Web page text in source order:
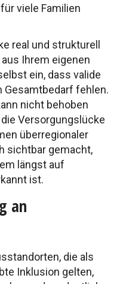
viele Familien
real und strukturell
Ihrem eigenen
ein, dass valide
Gesamtbedarf fehlen.
nicht behoben
Versorgungslücke
überregionaler
sichtbar gemacht,
längst auf
ist.
an
die als
Inklusion gelten,